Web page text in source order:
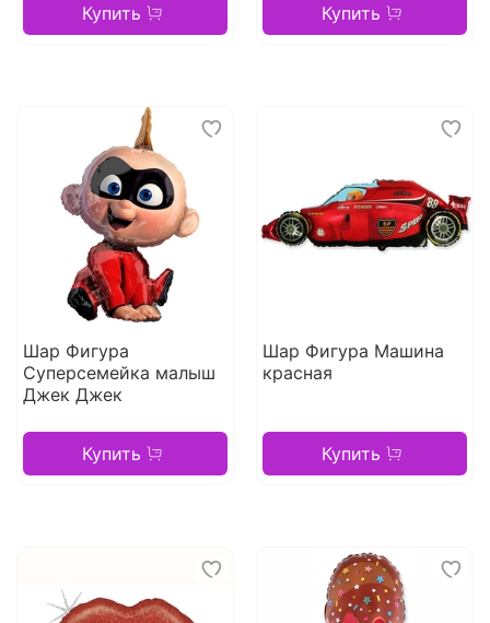
Купить Купить
Шар Фигура
Суперсемейка малыш
Джек Джек
Купить
Шар Фигура Машина
красная
Купить